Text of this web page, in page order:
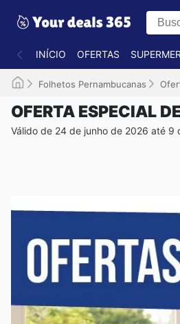
INÍCIO OFERTAS
Folhetos Pernambucanas
OFERTA ESPECIAL
Válido de 24 de junho de 2026 até 9